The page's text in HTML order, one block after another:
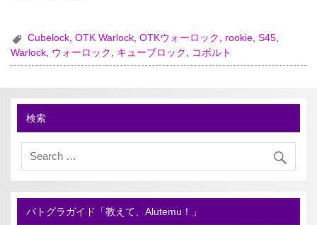
Cubelock,OTK Warlock,OTKウォーロック , rookie,S45,
Warlock ウォーロック キューブロック コボルト
検索
バトグラガイド「教えて、Alutemu！」